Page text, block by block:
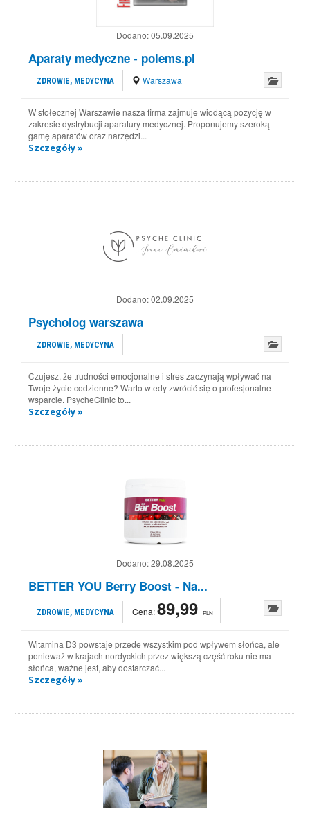
Dodano:05.09.2025
Aparaty medyczne - polems.pl
ZDROWIE, MEDYCYNA Warszawa
W stołecznej Warszawie nasza firma zajmuje wiodącą pozycję w
zakresie dystrybucji aparatury medycznej. Proponujemy szeroką
gamę aparatów oraz narzędzi...
Szczegóły »
Dodano:02.09.2025
Psycholog warszawa
ZDROWIE, MEDYCYNA
Czujesz, że trudności emocjonalne i stres zaczynają wpływać na
Twoje życie codzienne? Warto wtedy zwrócić się o profesjonalne
wsparcie. PsycheClinic to...
Szczegóły »
Dodano:29.08.2025
BETTER YOU Berry Boost - Na...
ZDROWIE, MEDYCYNA Cena:89,99 PLN
Witamina D3 powstaje przede wszystkim pod wpływem słońca, ale
ponieważ w krajach nordyckich przez większą część roku nie ma
słońca, ważne jest, aby dostarczać...
Szczegóły »